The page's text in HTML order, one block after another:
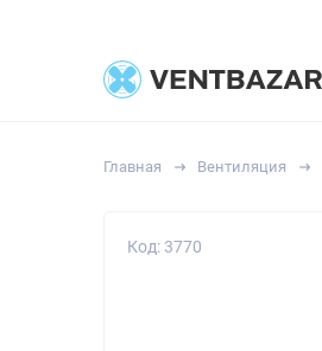
Главная Вентиляция
Код: 3770